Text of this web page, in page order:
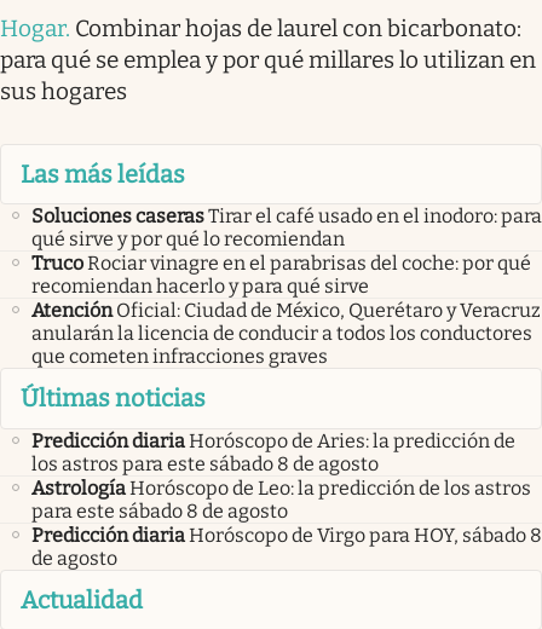
Hogar. Combinar hojas de laurel con bicarbonato:
para qué se emplea y por qué millares lo utilizan en
sus hogares
Las más leídas
Soluciones caserasTirar el café usado en el inodoro: para
qué sirve y por qué lo recomiendan
TrucoRociar vinagre en el parabrisas del coche: por qué
recomiendan hacerlo y para qué sirve
Atención Oficial: Ciudad de México, Querétaro y Veracruz
anularán la licencia de conducir a todos los conductores
que cometen infracciones graves
Últimas noticias
Predicción diariaHoróscopo de Aries: la predicción de
los astros para este sábado 8 de agosto
AstrologíaHoróscopo de Leo: la predicción de los astros
para este sábado 8 de agosto
Predicción diariaHoróscopo de Virgo para HOY, sábado 8
de agosto
Actualidad